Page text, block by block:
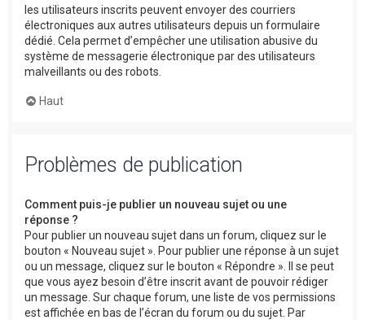
les utilisateurs inscrits peuvent envoyer des courriers
électroniques aux autres utilisateurs depuis un formulaire
dédié. Cela permet d’empêcher une utilisation abusive du
système de messagerie électronique par des utilisateurs
malveillants ou des robots.
Haut
Problèmes de publication
Comment puis-je publier un nouveau sujet ou une
réponse ?
Pour publier un nouveau sujet dans un forum, cliquez sur le
bouton « Nouveau sujet ». Pour publier une réponse à un sujet
ou un message, cliquez sur le bouton « Répondre ». Il se peut
que vous ayez besoin d’être inscrit avant de pouvoir rédiger
un message. Sur chaque forum, une liste de vos permissions
est affichée en bas de l’écran du forum ou du sujet. Par